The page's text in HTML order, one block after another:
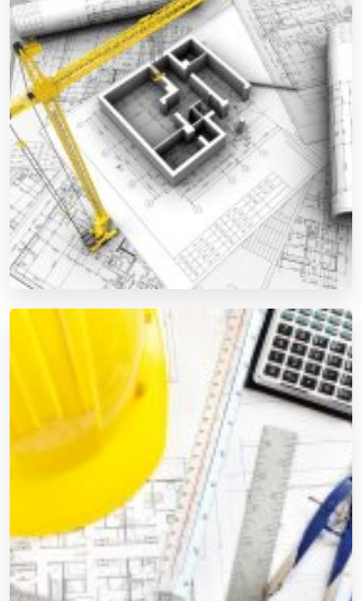
ZSALURENDSZER VÁLASZTÉK
Prémium Doka és Peri falzsalu és födémzsalu
raktárról.
Megnyitás
ÉRTÉKESÍTÉS ÉS BÉRLÉS
Zsaluzat bérbeadás, projektmenedzsment és
logisztikai támogatás.
Megnyitás